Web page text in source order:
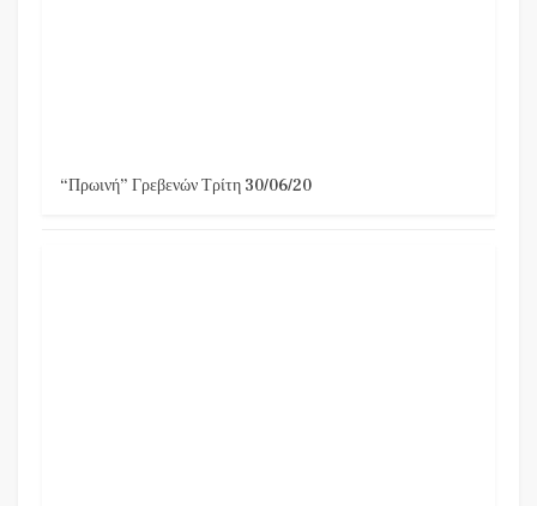
“Πρωινή” Γρεβενών Τρίτη 30/06/20